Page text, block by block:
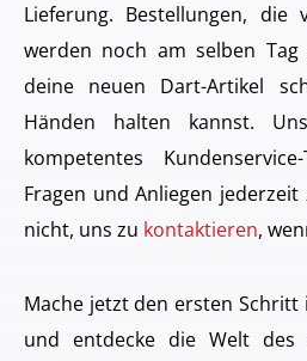
Lieferung. Bestellungen,
werden noch am selben Tag
deine neuen Dart-Artikel
Händen halten kannst.
kompetentes
Fragen und Anliegen
nicht, uns zu kontaktieren,
Mache jetzt den ersten Schritt
und entdecke die Welt des